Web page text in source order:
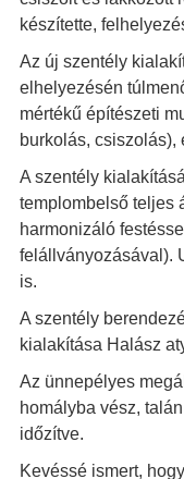
készítette,
Az új szentély
elhelyezésén
mértékű építészeti
burkolás, csiszolás),
A szentély
templombelső teljes
harmonizáló
felállványozásával).
is.
A szentély
kialakítása Halász
Az ünnepélyes
homályba vész,
időzítve.
Kevéssé ismert,